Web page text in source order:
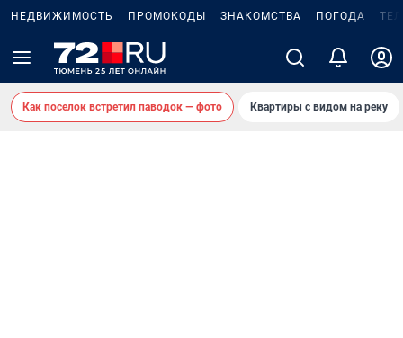
НЕДВИЖИМОСТЬ ПРОМОКОДЫ ЗНАКОМСТВА ПОГОДА
Как поселок встретил паводок — фото Квартиры с видом на реку